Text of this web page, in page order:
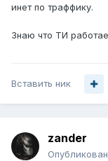
инет по траффику.
Знаю что ТИ
Вставить ник
zander